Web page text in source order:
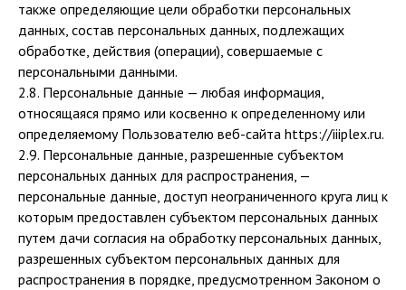
также определяющие цели обработки персональных
данных, состав персональных данных, подлежащих
обработке, действия (операции), совершаемые с
персональными данными.
2.8. Персональные данные — любая информация,
относящаяся прямо или косвенно к определенному или
определяемому Пользователю веб-сайта https://iiiplex.ru.
2.9. Персональные данные, разрешенные субъектом
персональных данных для распространения, —
персональные данные, доступ неограниченного круга лиц к
которым предоставлен субъектом персональных данных
путем дачи согласия на обработку персональных данных,
разрешенных субъектом персональных данных для
распространения в порядке, предусмотренном Законом о